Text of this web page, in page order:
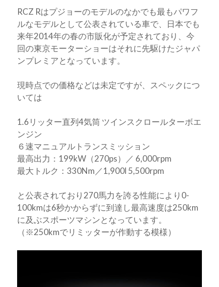
RCZ Rはプジョーのモデルのなかでも最もパワフ
ルなモデルとして公表されている車で、日本でも
来年2014年の春の市販化が予定されており、今
回の東京モーターショーはそれに先駆けたジャパ
ンプレミアとなっています。
現時点での価格などは未定ですが、スペックにつ
いては
1.6リッター直列4気筒 ツインスクロールターボエ
ンジン
６速マニュアルトランスミッション
最高出力：199kW（270ps）／ 6,000rpm
最大トルク：330Nm／1,900l 5,500rpm
と公表されており270馬力を誇る性能により0-
100kmは6秒かからずに到達し最高速度は250km
に及ぶスポーツマシンとなっています。
（※250kmでリミッターが作動する模様）